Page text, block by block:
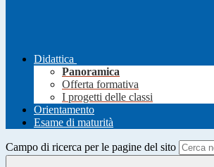
Didattica
Panoramica
Offerta formativa
I progetti delle classi
Orientamento
Esame di maturità
Campo di ricerca per le pagine del sito